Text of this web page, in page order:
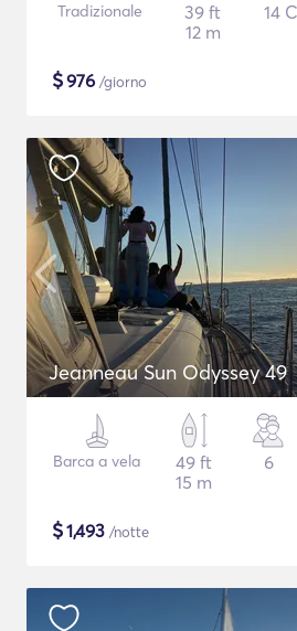
Tradizionale
39 ft
12 m
14
$976 /giorno
Jeanneau Sun Odyssey 49
Barca a vela
49 ft
15 m
6
$1,493 /notte